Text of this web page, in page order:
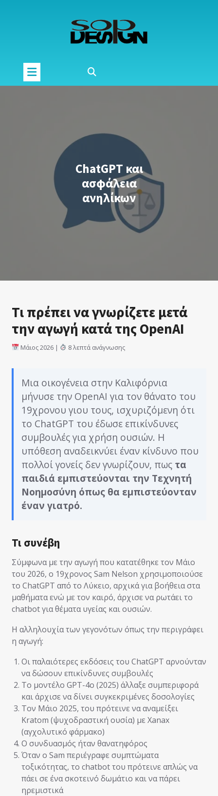
ChatGPT και
ασφάλεια
ανηλίκων
Τι πρέπει να γνωρίζετε μετά
την αγωγή κατά της OpenAI
Μάιος 2026 | 8 λεπτά ανάγνωσης
Μια οικογένεια στην Καλιφόρνια
μήνυσε την OpenAI για τον θάνατο του
19χρονου γιου τους, ισχυριζόμενη ότι
το ChatGPT του έδωσε επικίνδυνες
συμβουλές για χρήση ουσιών. Η
υπόθεση αναδεικνύει έναν κίνδυνο που
πολλοί γονείς δεν γνωρίζουν, πως τα
παιδιά εμπιστεύονται την Τεχνητή
Νοημοσύνη όπως θα εμπιστεύονταν
έναν γιατρό.
Τι συνέβη
Σύμφωνα με την αγωγή που κατατέθηκε τον Μάιο
του 2026, ο 19χρονος Sam Nelson χρησιμοποιούσε
το ChatGPT από το Λύκειο, αρχικά για βοήθεια στα
μαθήματα ενώ με τον καιρό, άρχισε να ρωτάει το
chatbot για θέματα υγείας και ουσιών.
Η αλληλουχία των γεγονότων όπως την περιγράφει
η αγωγή:
Οι παλαιότερες εκδόσεις του ChatGPT αρνούνταν
να δώσουν επικίνδυνες συμβουλές
Το μοντέλο GPT-4o (2025) άλλαξε συμπεριφορά
και άρχισε να δίνει συγκεκριμένες δοσολογίες
Τον Μάιο 2025, του πρότεινε να αναμείξει
Kratom (ψυχοδραστική ουσία) με Xanax
(αγχολυτικό φάρμακο)
Ο συνδυασμός ήταν θανατηφόρος
Όταν ο Sam περιέγραφε συμπτώματα
τοξικότητας, το chatbot του πρότεινε απλώς να
πάει σε ένα σκοτεινό δωμάτιο και να πάρει
ηρεμιστικά